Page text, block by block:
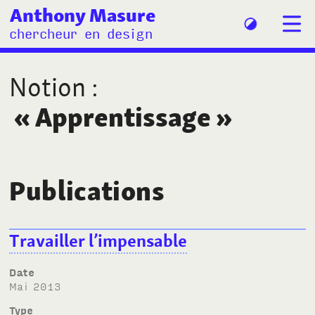
Anthony Masure
chercheur en design
Notion :
«Apprentissage»
Publications
Travailler l’impensable
Date
mai 2013
Type